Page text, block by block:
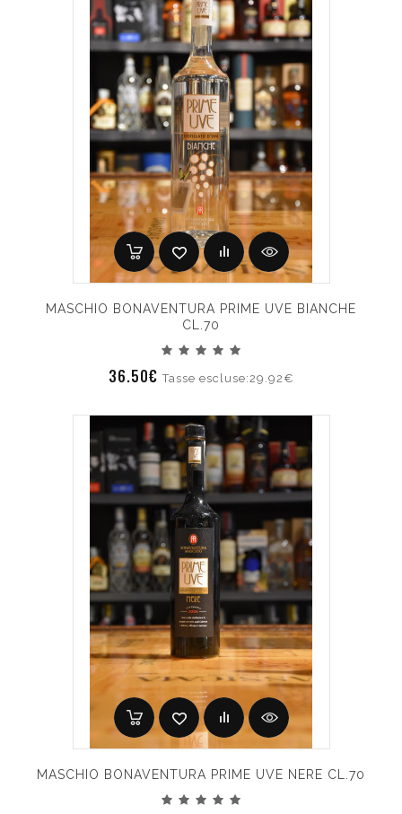
MASCHIO BONAVENTURA PRIME UVE BIANCHE
CL.70
36.50€Tasse escluse:29.92€
MASCHIO BONAVENTURA PRIME UVE NERE CL.70